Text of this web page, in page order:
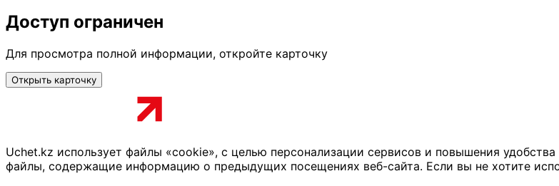
Доступ ограничен
Для просмотра полной информации, откройте карточку
Открыть карточку
Uchet.kz использует файлы «cookie», с целью персонализации сервисов и повышения
файлы, содержащие информацию о предыдущих посещениях веб-сайта. Если вы не хотите